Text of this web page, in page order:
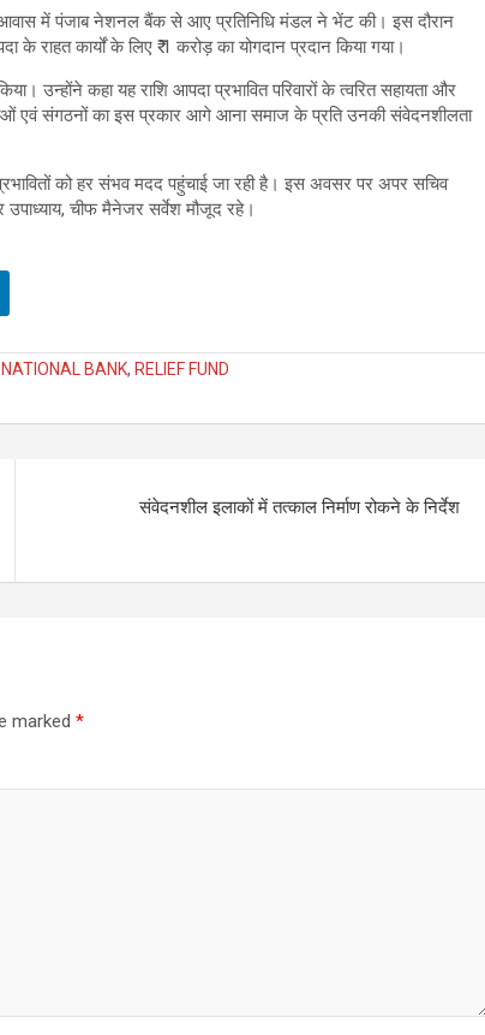
में पंजाब नेशनल बैंक से आए प्रतिनिधि मंडल ने भेंट की। इस दौरान
राहत कार्यों के लिए ₹ 1 करोड़ का योगदान प्रदान किया गया।
उन्होंने कहा यह राशि आपदा प्रभावित परिवारों के त्वरित सहायता और
एवं संगठनों का इस प्रकार आगे आना समाज के प्रति उनकी संवेदनशीलता
को हर संभव मदद पहुंचाई जा रही है। इस अवसर पर अपर सचिव
चीफ मैनेजर सर्वेश मौजूद रहे।
BANK, RELIEF FUND
संवेदनशील इलाकों में तत्काल निर्माण रोकने के निर्देश
marked *